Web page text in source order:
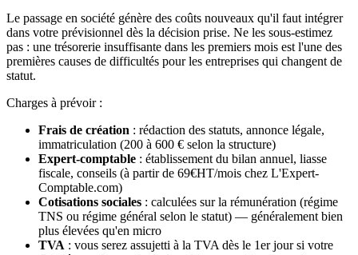
Le passage en société génère des coûts nouveaux qu'il faut intégrer
dans votre prévisionnel dès la décision prise. Ne les sous-estimez
pas : une trésorerie insuffisante dans les premiers mois est l'une des
premières causes de difficultés pour les entreprises qui changent de
statut.
Charges à prévoir :
Frais de création : rédaction des statuts, annonce légale,
immatriculation (200 à 600 € selon la structure)
Expert-comptable : établissement du bilan annuel, liasse
fiscale, conseils (à partir de 69€HT/mois chez L'Expert-
Comptable.com)
Cotisations sociales : calculées sur la rémunération (régime
TNS ou régime général selon le statut) — généralement bien
plus élevées qu'en micro
TVA : vous serez assujetti à la TVA dès le 1er jour si votre